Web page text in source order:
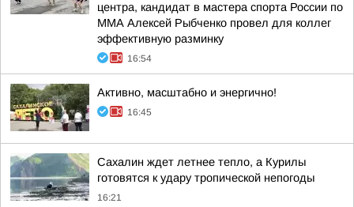
центра, кандидат в мастера спорта России по
ММА Алексей Рыбченко провел для коллег
эффективную разминку
16:54
Активно, масштабно и энергично!
16:45
Сахалин ждет летнее тепло, а Курилы
готовятся к удару тропической непогоды
16:21